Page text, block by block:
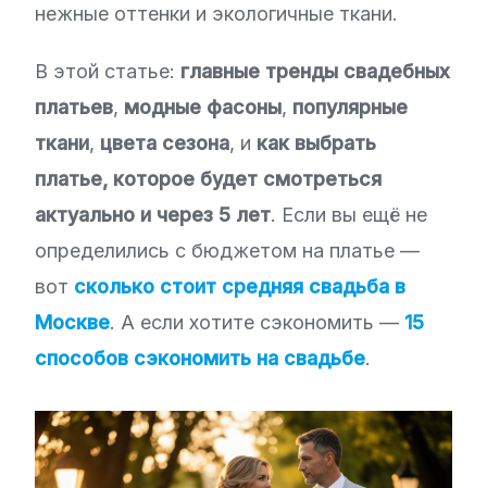
нежные оттенки и экологичные ткани.
В этой статье: главные тренды свадебных
платьев, модные фасоны, популярные
ткани, цвета сезона, и как выбрать
платье, которое будет смотреться
актуально и через 5 лет. Если вы ещё не
определились с бюджетом на платье —
вот сколько стоит средняя свадьба в
Москве. А если хотите сэкономить — 15
способов сэкономить на свадьбе.